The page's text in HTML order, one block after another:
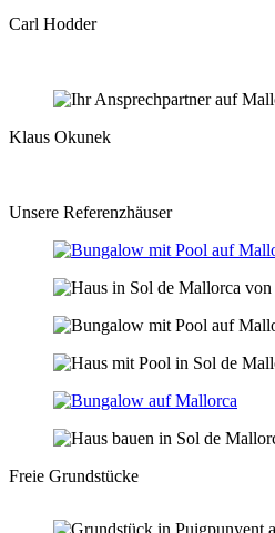
Carl Hodder
Klaus Okunek
Unsere Referenzhäuser
Freie Grundstücke